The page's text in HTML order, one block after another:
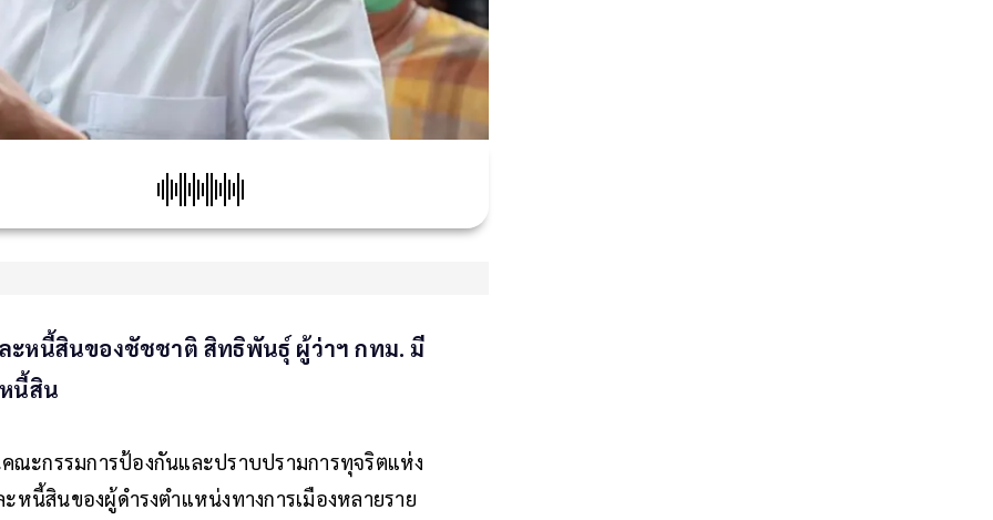
ะหนี้สินของชัชชาติ สิทธิพันธุ์ ผู้ว่าฯ กทม. มี
นี้สิน
ณะกรรมการป้องกันและปราบปรามการทุจริตแห่ง
นี้สินของผู้ดำรงตำแหน่งทางการเมืองหลายราย